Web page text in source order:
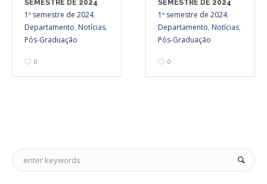
SEMESTRE DE 2024
1º semestre de 2024,
Departamento, Notícias,
Pós-Graduação
0
SEMESTRE DE 2024
1º semestre de 2024,
Departamento, Notícias,
Pós-Graduação
0